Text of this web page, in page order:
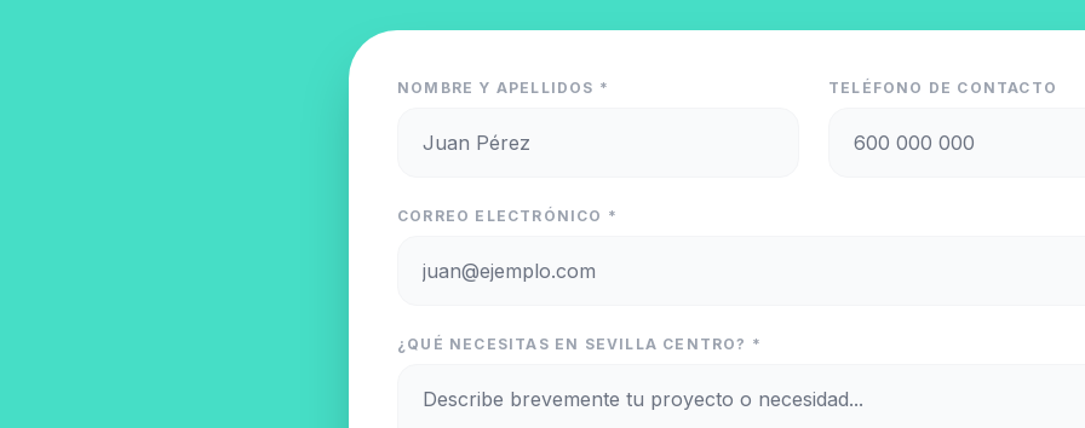
NOMBRE Y APELLIDOS * TELÉFONO DE CONTACTO
CORREO ELECTRÓNICO *
¿QUÉ NECESITAS EN SEVILLA CENTRO? *